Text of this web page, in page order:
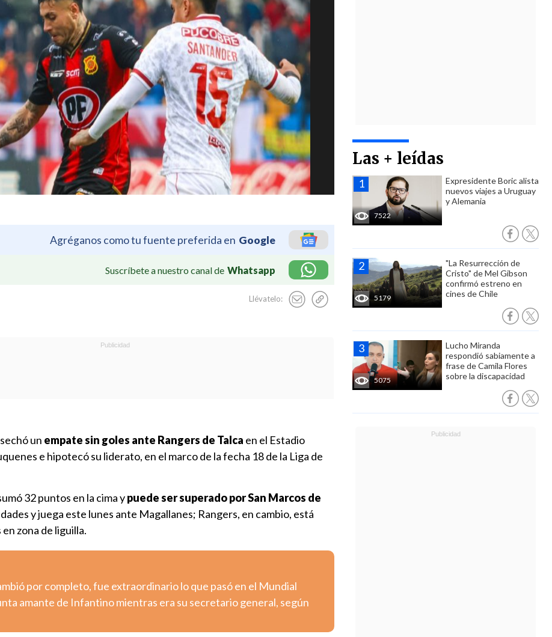
Agréganos como tu fuente preferida en Google
Suscríbete a nuestro canal de Whatsapp
Llévatelo:
Las + leídas
7522
Expresidente Boric alista
nuevos viajes a Uruguay
y Alemania
5179
"La Resurrección de
Cristo" de Mel Gibson
confirmó estreno en
cines de Chile
5075
Lucho Miranda
respondió sabiamente a
frase de Camila Flores
sobre la discapacidad
un empate sin goles ante Rangers de Talca en el Estadio
e hipotecó su liderato, en el marco de la fecha 18 de la Liga de
32 puntos en la cima ypuede ser superado por San Marcos de
y juega este lunes ante Magallanes; Rangers, en cambio, está
zona de liguilla.
por completo, fue extraordinario lo que pasó en el Mundial
amante de Infantino mientras era su secretario general, según